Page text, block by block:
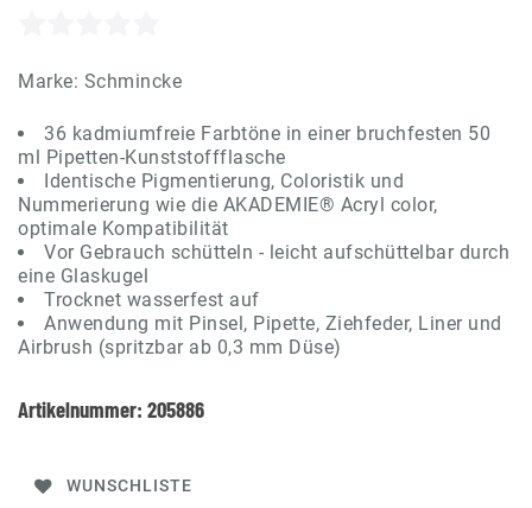
Marke: Schmincke
36 kadmiumfreie Farbtöne in einer bruchfesten 50
ml Pipetten-Kunststoffflasche
Identische Pigmentierung, Coloristik und
Nummerierung wie die AKADEMIE® Acryl color,
optimale Kompatibilität
Vor Gebrauch schütteln - leicht aufschüttelbar durch
eine Glaskugel
Trocknet wasserfest auf
Anwendung mit Pinsel, Pipette, Ziehfeder, Liner und
Airbrush (spritzbar ab 0,3 mm Düse)
Artikelnummer: 205886
WUNSCHLISTE